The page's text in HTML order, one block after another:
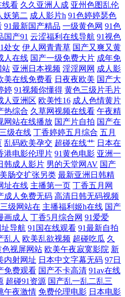
产日韩久 久久精品网站免费 日本后入视
AV黄色天堂网 国产110页浮力 九一视频
成人无码超碰 日韩生话v片 在线91视频
合福利导航 蜜臀综合91色 日本女优婷婷
国产激情一区 另类专区综合 日韩精品色
超碰天天干天天操 韩国无码黄 男女打炮
AV资源站AV 国产福利在线观看 欧美
偷 97福利网 爱福利秒拍广场 另类播播
本高清 韩国三级亚洲综合 麻豆首页官网
91视频在线观看 成人另类天堂 亚州综
美女红杏网站 深夜福利传媒精品 伊人
后入导航 日本不卡1区 91蝌蚪tv视频 超
线看 久久亚洲人成 亚州色图乱伦
妖第二 成人影片h 91色婷婷瑟色
91最新国产精品 一级黄色网 91色
国产91 云涩福利在线导航 91视色
处女 伊人网青青草 国产又爽又黄
人在线 国产一级免费大片 成年免
站 亚洲日本视频 淫淫网网 成人影
美在线免费看 日夜夜欧美 国产大
婷 91视频你懂得 黄色三级片毛片
人亚洲区 欧美性16 成人色情黄片
热综合 久草网视频在线看 午夜精
网站在线播放 国产片自拍 国产在
级在线 丁香婷婷五月综合 五月
乱码欧美孕交 超碰在线艹 日本在
港电影伦理片 91黄色电影 亚洲一
韩成人影片 男的天堂网AV 国产
肠交扩张另类 最新亚洲日韩精
址在线 主播第一页 丁香五月网
成人免费无码 高清日韩无码视频
级网站在 主播福利姬h在线 国产
画成人 丁香5月综合网 91爱爱
导航 91国在线观看 91最新自拍
乱人 欧美乱欲视频 超碰吃瓜 久
色视屏网站 欧美午夜寂寞影院 新
内射网址 日本中文字幕无码 97日
免费观看 国产不卡高清 91av在线
超碰91资源 国产乱一乱二乱三
午夜激情 免费伦理电影 日本电影